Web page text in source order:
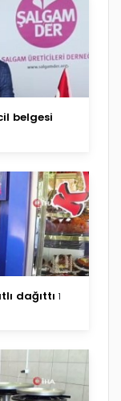
belgesi
dağıttı 1